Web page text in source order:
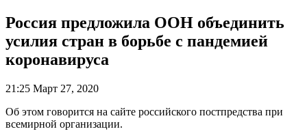
Россия предложила ООН объединить
усилия стран в борьбе с пандемией
коронавируса
21:25 Март 27, 2020
Об этом говорится на сайте российского постпредства при
всемирной организации.